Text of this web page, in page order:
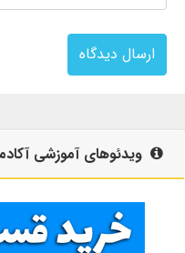
ارسال دیدگاه
ویدئوهای آموزشی آکادمی